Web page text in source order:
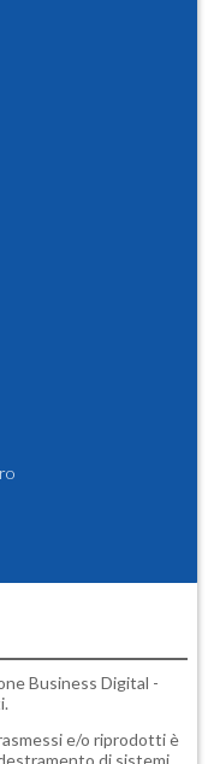
Business Digital -
e/o riprodotti è
di sistemi